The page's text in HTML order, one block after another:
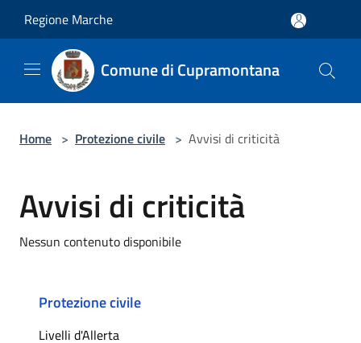
Regione Marche
Comune di Cupramontana
Home > Protezione civile > Avvisi di criticità
Avvisi di criticità
Nessun contenuto disponibile
Protezione civile
Livelli d'Allerta